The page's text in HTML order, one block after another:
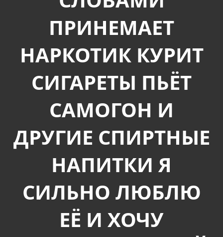
ПРИНЕМАЕТ
НАРКОТИК КУРИТ
СИГАРЕТЫ ПЬЁТ
САМОГОН И
ДРУГИЕ СПИРТНЫЕ
НАПИТКИ Я
СИЛЬНО ЛЮБЛЮ
ЕЁ И ХОЧУ